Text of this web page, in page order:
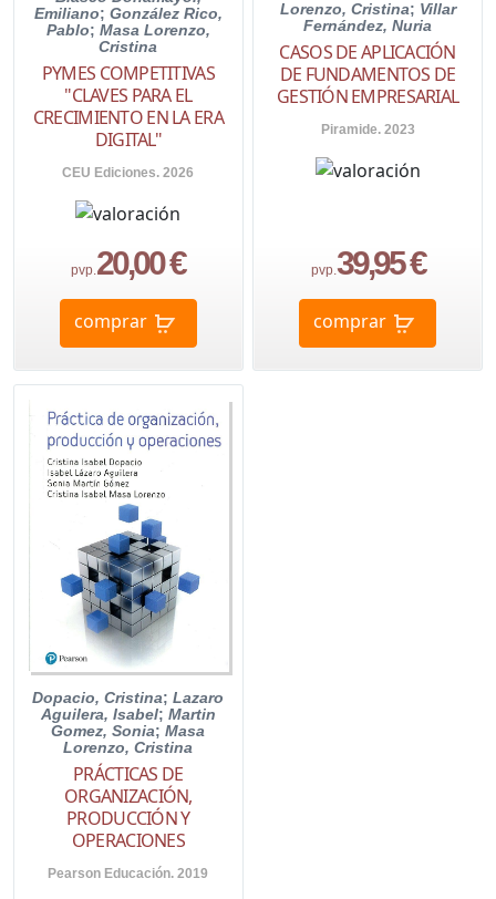
Emiliano; González Rico,
Pablo; Masa Lorenzo,
Cristina
PYMES COMPETITIVAS
"CLAVES PARA EL
CRECIMIENTO EN LA ERA
DIGITAL"
CEU Ediciones. 2026
pvp. 20,00 €
comprar
Lorenzo, Cristina; Villar
Fernández, Nuria
CASOS DE APLICACIÓN
DE FUNDAMENTOS DE
GESTIÓN EMPRESARIAL
Piramide. 2023
pvp. 39,95 €
comprar
Dopacio, Cristina;Lazaro
Aguilera, Isabel; Martin
Gomez, Sonia;Masa
Lorenzo, Cristina
PRÁCTICAS DE
ORGANIZACIÓN,
PRODUCCIÓN Y
OPERACIONES
Pearson Educación. 2019